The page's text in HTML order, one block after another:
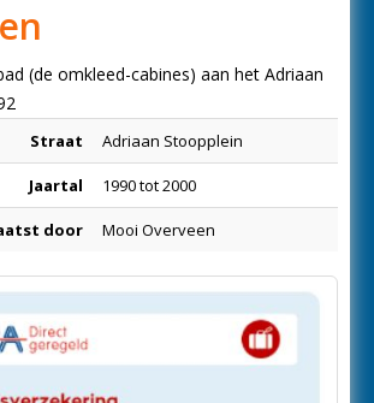
(de omkleed-cabines) aan het Adriaan
Straat Adriaan Stoopplein
Jaartal 1990 tot 2000
door Mooi Overveen